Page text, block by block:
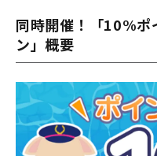
同時開催！「10%ポ
ン」概要